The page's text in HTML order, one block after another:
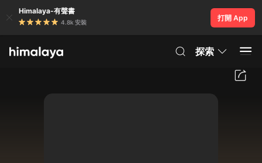
Himalaya-有聲書
4.8k 安裝
打開 App
探索